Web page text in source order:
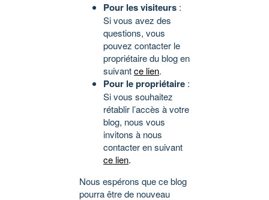
Pour les visiteurs :
Si vous avez des
questions, vous
pouvez contacter le
propriétaire du blog en
suivantce lien.
Pour le propriétaire :
Si vous souhaitez
rétablir l’accès à votre
blog, nous vous
invitons à nous
contacter en suivant
ce lien.
Nous espérons que ce blog
pourra être de nouveau